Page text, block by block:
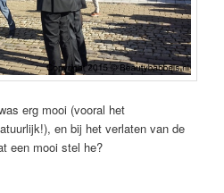
erg mooi (vooral het
en bij het verlaten van de
een mooi stel he?